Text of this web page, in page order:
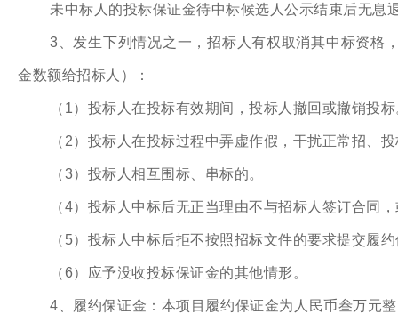
未中标人的投标保证金待中标候选人公示结束后无息
3、发生下列情况之一，招标人有权取消其中标资格
金数额给招标人）：
（1）投标人在投标有效期间，投标人撤回或撤销投
（2）投标人在投标过程中弄虚作假，干扰正常招、
（3）投标人相互围标、串标的。
（4）投标人中标后无正当理由不与招标人签订合同
（5）投标人中标后拒不按照招标文件的要求提交履
（6）应予没收投标保证金的其他情形。
4、履约保证金：本项目履约保证金为人民币叁万元